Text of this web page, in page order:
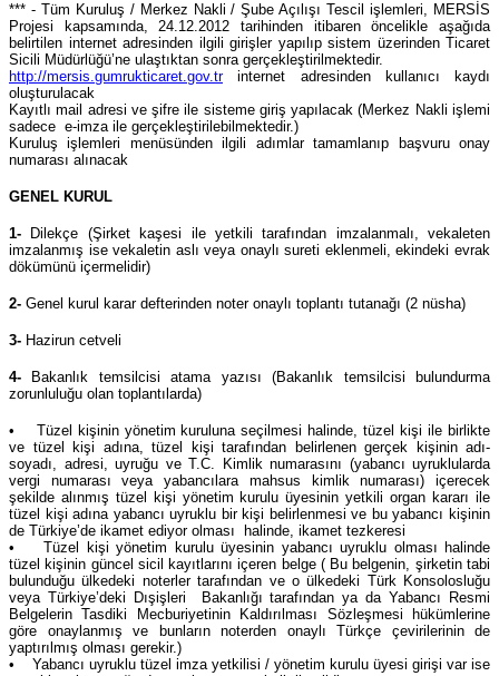
*** - Tüm Kuruluş / Merkez Nakli / Şube Açılışı Tescil işlemleri, MERSİS
Projesi kapsamında, 24.12.2012 tarihinden itibaren öncelikle aşağıda
belirtilen internet adresinden ilgili girişler yapılıp sistem üzerinden Ticaret
Sicili Müdürlüğü’ne ulaştıktan sonra gerçekleştirilmektedir.
http://mersis.gumrukticaret.gov.trinternet adresinden kullanıcı kaydı
oluşturulacak
Kayıtlı mail adresi ve şifre ile sisteme giriş yapılacak (Merkez Nakli işlemi
sadece e-imza ile gerçekleştirilebilmektedir.)
Kuruluş işlemleri menüsünden ilgili adımlar tamamlanıp başvuru onay
numarası alınacak
GENEL KURUL
1- Dilekçe (Şirket kaşesi ile yetkili tarafından imzalanmalı, vekaleten
imzalanmış ise vekaletin aslı veya onaylı sureti eklenmeli, ekindeki evrak
dökümünü içermelidir)
2- Genel kurul karar defterinden noter onaylı toplantı tutanağı (2 nüsha)
3- Hazirun cetveli
4- Bakanlık temsilcisi atama yazısı (Bakanlık temsilcisi bulundurma
zorunluluğu olan toplantılarda)
• Tüzel kişinin yönetim kuruluna seçilmesi halinde, tüzel kişi ile birlikte
ve tüzel kişi adına, tüzel kişi tarafından belirlenen gerçek kişinin adı-
soyadı, adresi, uyruğu ve T.C. Kimlik numarasını (yabancı uyruklularda
vergi numarası veya yabancılara mahsus kimlik numarası) içerecek
şekilde alınmış tüzel kişi yönetim kurulu üyesinin yetkili organ kararı ile
tüzel kişi adına yabancı uyruklu bir kişi belirlenmesi ve bu yabancı kişinin
de Türkiye’de ikamet ediyor olması halinde, ikamet tezkeresi
• Tüzel kişi yönetim kurulu üyesinin yabancı uyruklu olması halinde
tüzel kişinin güncel sicil kayıtlarını içeren belge ( Bu belgenin, şirketin tabi
bulunduğu ülkedeki noterler tarafından ve o ülkedeki Türk Konsolosluğu
veya Türkiye’deki Dışişleri Bakanlığı tarafından ya da Yabancı Resmi
Belgelerin Tasdiki Mecburiyetinin Kaldırılması Sözleşmesi hükümlerine
göre onaylanmış ve bunların noterden onaylı Türkçe çevirilerinin de
yaptırılmış olması gerekir.)
• Yabancı uyruklu tüzel imza yetkilisi / yönetim kurulu üyesi girişi var ise